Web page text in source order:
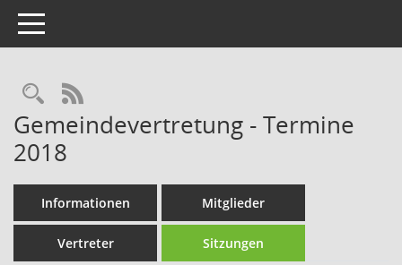
Toggle navigation
Rechercheauswahl
RSS-Feed
Gemeindevertretung - Termine
2018
Informationen Mitglieder
Vertreter Sitzungen